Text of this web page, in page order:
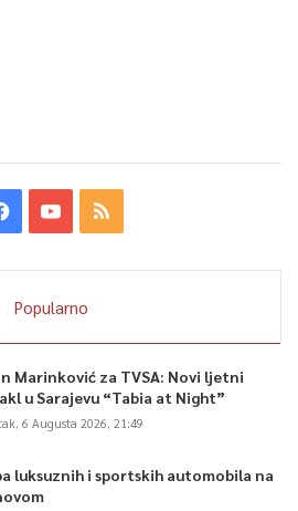
Popularno
Marinković za TVSA: Novi ljetni
u Sarajevu “Tabia at Night”
6 Augusta 2026, 21:49
luksuznih i sportskih automobila na